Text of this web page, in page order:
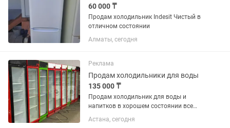
60 000 ₸
Продам холодильник Indesit Чистый в
отличном состоянии
Алматы, сегодня
Реклама
Продам холодильники для воды
135 000 ₸
Продам холодильник для воды и
напитков в хорошем состоянии все
работает без дефектов
Астана, сегодня